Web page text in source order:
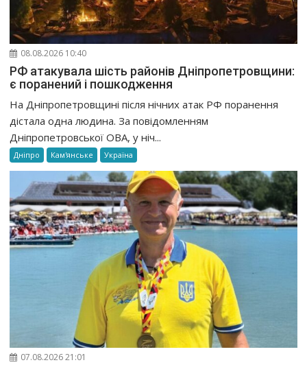
08.08.2026 10:40
РФ атакувала шість районів Дніпропетровщини:
є поранений і пошкодження
На Дніпропетровщині після нічних атак РФ поранення
дістала одна людина. За повідомленням
Дніпропетровської ОВА, у ніч...
Дніпро Кам'янське Україна
07.08.2026 21:01